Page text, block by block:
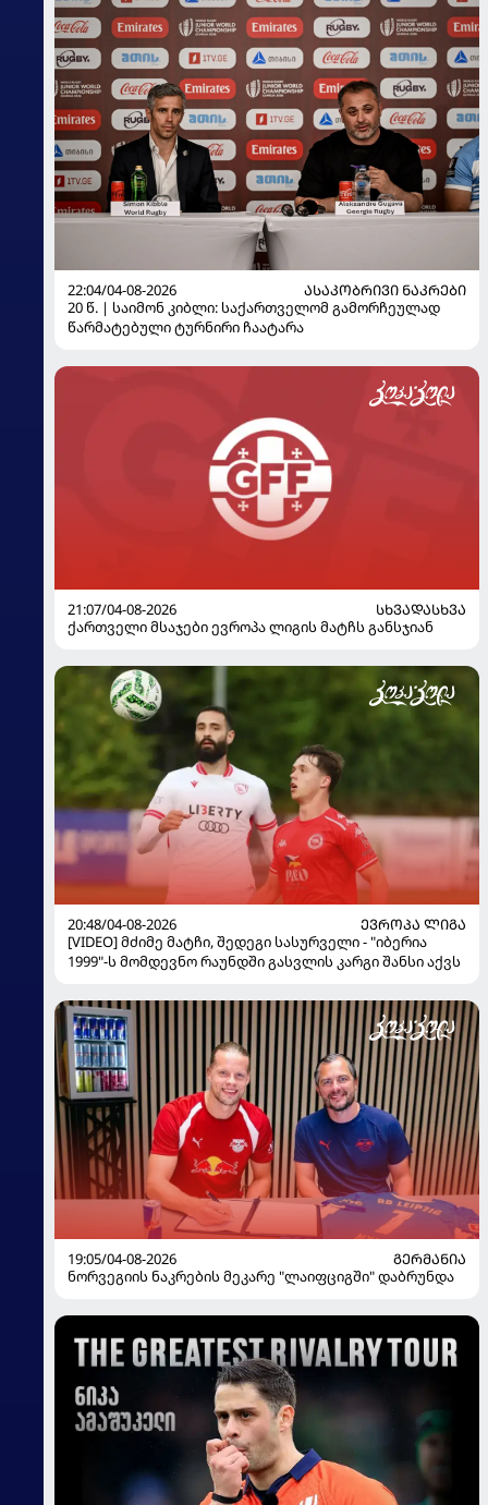
22:04/04-08-2026
ᲐᲡᲐᲙᲝᲑᲠᲘᲕᲘ ᲜᲐᲙᲠᲔᲑᲘ
20 წ. | საიმონ კიბლი: საქართველომ გამორჩეულად
წარმატებული ტურნირი ჩაატარა
21:07/04-08-2026
ᲡᲮᲕᲐᲓᲐᲡᲮᲕᲐ
ქართველი მსაჯები ევროპა ლიგის მატჩს განსჯიან
20:48/04-08-2026
ᲔᲕᲠᲝᲞᲐ ᲚᲘᲒᲐ
[VIDEO] მძიმე მატჩი, შედეგი სასურველი - "იბერია
1999"-ს მომდევნო რაუნდში გასვლის კარგი შანსი აქვს
19:05/04-08-2026
ᲒᲔᲠᲛᲐᲜᲘᲐ
ნორვეგიის ნაკრების მეკარე "ლაიფციგში" დაბრუნდა